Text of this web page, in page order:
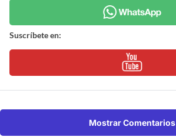
Suscríbete en:
Mostrar Comentarios